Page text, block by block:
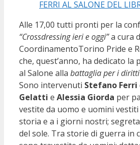
Alle 17,00 tutti pronti per la
“Crossdressing ieri e oggi”a cura
CoordinamentoTorino Pride e
che, quest’anno, ha dedicato la
al Salone alla battaglia per i diritti
Sono intervenuti Stefano Ferri
Gelatti e Alessia Giorda per
vestite da uomo e uomini
storia e a i giorni nostri;
del sole. Tra storie di guerra in